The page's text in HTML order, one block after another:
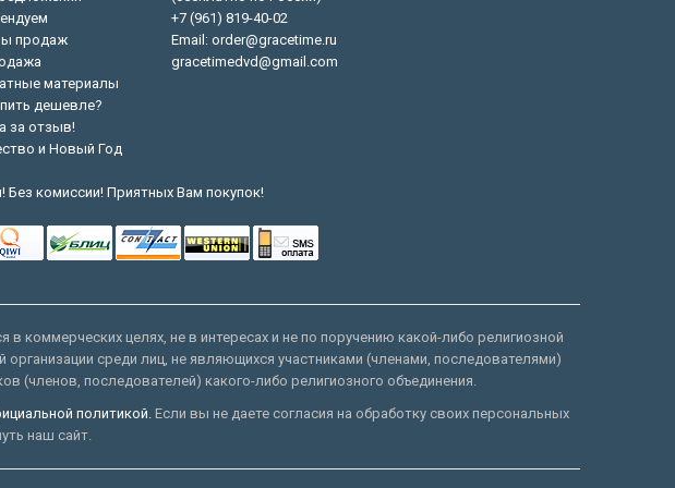
продаж
материалы
дешевле?
за отзыв!
и Новый Год
+7 (961) 819-40-02
Email: order@gracetime.ru
gracetimedvd@gmail.com
комиссии! Приятных Вам покупок!
коммерческих целях, не в интересах и не по поручению какой-либо религиозной
среди лиц, не являющихся участниками (членами, последователями)
(членов, последователей) какого-либо религиозного объединения.
политикой.Если вы не даете согласия на обработку своих персональных
наш сайт.